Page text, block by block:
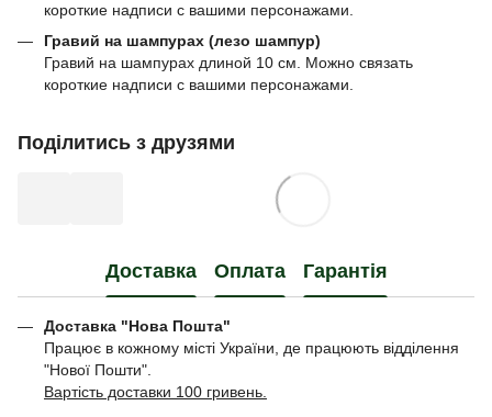
короткие надписи с вашими персонажами.
Гравий на шампурах (лезо шампур)
Гравий на шампурах длиной 10 см. Можно связать
короткие надписи с вашими персонажами.
Поділитись з друзями
Доставка Оплата Гарантія
Доставка "Нова Пошта"
Працює в кожному місті України, де працюють відділення
"Нової Пошти".
Вартість доставки 100 гривень.